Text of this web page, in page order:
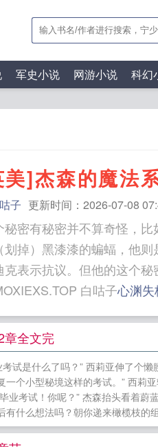
军史小说 网游小说 科幻
]杰森的魔法
子 更新时间：2026-07-08
秘密有秘密并不算奇怪，
划掉）黑漆漆的蝙蝠，他
克表示抗议。但他的这个
WWW.MOXIEXS.TOP 白咕子心渊
的送信使
言家 娇贡 我是假少爷，
蟹[种田] 旧海有声 在离婚
章全文完
试是什么了吗？” 西莉亚伸了个
个小型秘境这样的考试。” 西莉
业考试！你呢？” 杰森抬头看着
有什么想法吗？朝你递来橄榄枝的